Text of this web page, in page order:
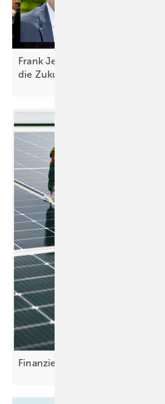
Frank Jessel von Baywa r.e.:
die Zukunft“
Finanzierung per